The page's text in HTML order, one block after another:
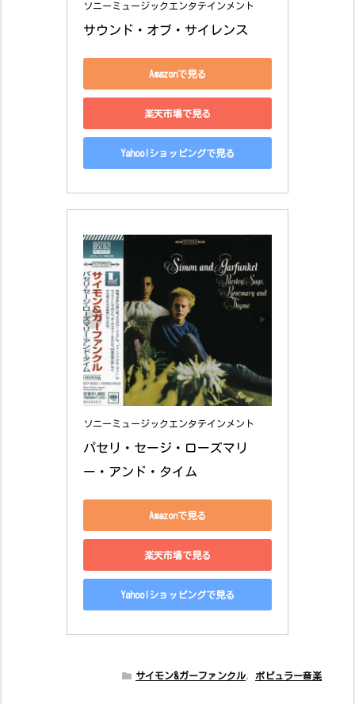
ソニーミュージックエンタテインメント
サウンド・オブ・サイレンス
Amazonで見る
楽天市場で見る
Yahoo!ショッピングで見る
ソニーミュージックエンタテインメント
パセリ・セージ・ローズマリ
ー・アンド・タイム
Amazonで見る
楽天市場で見る
Yahoo!ショッピングで見る
サイモン&ガーファンクル, ポピュラー音楽